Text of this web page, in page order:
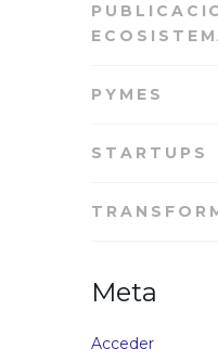
PYMES
STARTUPS
Meta
Acceder